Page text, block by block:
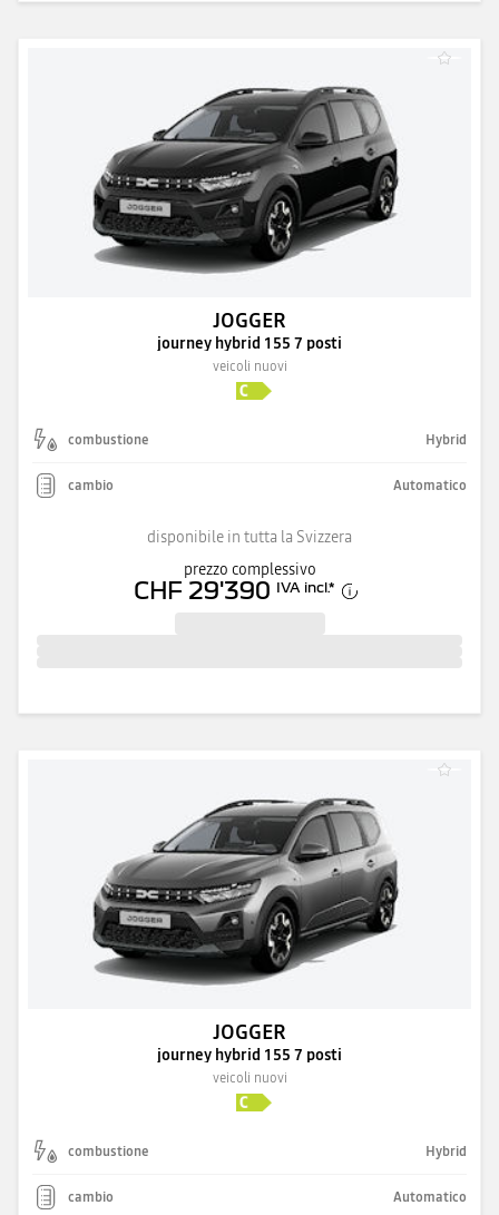
JOGGER
journey hybrid 155 7 posti
veicoli nuovi
combustione Hybrid
cambio Automatico
disponibile in tutta la Svizzera
prezzo complessivo
CHF 29'390 IVA incl.*
JOGGER
journey hybrid 155 7 posti
veicoli nuovi
combustione Hybrid
cambio Automatico